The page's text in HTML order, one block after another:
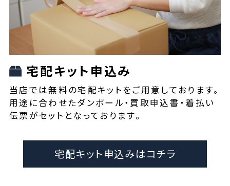
宅配キット申込み
当店では無料の宅配キットをご用意しております。
用途に合わせたダンボール・買取申込書・着払い
伝票がセットとなっております。
宅配キット申込みはコチラ